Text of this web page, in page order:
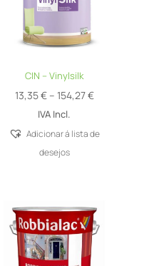
CIN – Vinylsilk
13,35€ – 154,27€Price
13,35 €
IVA Incl.
Adicionar á lista de
desejos